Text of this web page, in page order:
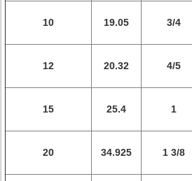
10 19.05 3/4
12 20.32 4/5
15 25.4 1
20 34.925 1 3/8